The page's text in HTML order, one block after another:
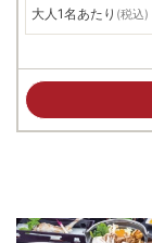
大人1名あたり (税込)